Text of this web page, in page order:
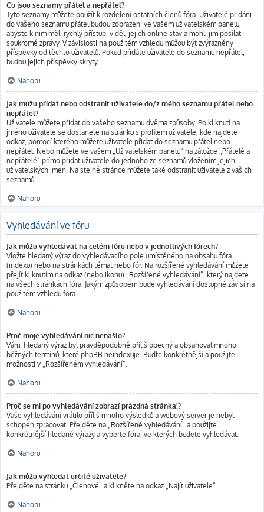
Co jsou seznamy přátel a nepřátel?
Tyto seznamy můžete použít k rozdělení ostatních členů fóra. Uživatelé přidáni
do vašeho seznamu přátel budou zobrazeni ve vašem uživatelském panelu,
abyste k nim měli rychlý přístup, viděli jejich online stav a mohli jim posílat
soukromé zprávy. V závislosti na použitém vzhledu můžou být zvýrazněny i
příspěvky od těchto uživatelů. Pokud přidáte uživatele do seznamu nepřátel,
budou jejich příspěvky skryty.
Nahoru
Jak můžu přidat nebo odstranit uživatele do/z mého seznamu přátel nebo
nepřátel?
Uživatele můžete přidat do vašeho seznamu dvěma způsoby. Po kliknutí na
jméno uživatele se dostanete na stránku s profilem uživatele, kde najdete
odkaz, pomocí kterého můžete uživatele přidat do seznamu přátel nebo
nepřátel. Nebo můžete ve vašem „Uživatelském panelu“ na záložce „Přátelé a
nepřátelé“ přímo přidat uživatele do jednoho ze seznamů vložením jejich
uživatelských jmen. Na stejné stránce můžete také odstranit uživatele z vašich
seznamů.
Nahoru
Vyhledávání ve fóru
Jak můžu vyhledávat na celém fóru nebo v jednotlivých fórech?
Vložte hledaný výraz do vyhledávacího pole umístěného na obsahu fóra
(indexu) nebo na stránkách témat nebo fór. Na rozšířené vyhledávání můžete
přejít kliknutím na odkaz (nebo ikonu) „Rozšířené vyhledávání“, který najdete
na všech stránkách fóra. Jakým způsobem bude vyhledávání dostupné závisí na
použitém vzhledu fóra.
Nahoru
Proč moje vyhledávání nic nenašlo?
Vámi hledaný výraz byl pravděpodobně příliš obecný a obsahoval mnoho
běžných termínů, které phpBB neindexuje. Buďte konkrétnější a použijte
možnosti v „Rozšířeném vyhledávání“.
Nahoru
Proč se mi po vyhledávání zobrazí prázdná stránka!?
Vaše vyhledávání vrátilo příliš mnoho výsledků a webový server je nebyl
schopen zpracovat. Přejděte na „Rozšířené vyhledávání“ a použijte
konkrétnější hledané výrazy a vyberte fóra, ve kterých budete vyhledávat.
Nahoru
Jak můžu vyhledat určité uživatele?
Přejděte na stránku „Členové“ a klikněte na odkaz „Najít uživatele“.
Nahoru